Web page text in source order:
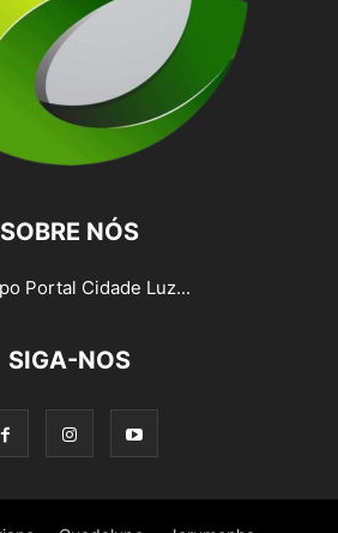
SOBRE NÓS
Portal Cidade Luz...
SIGA-NOS